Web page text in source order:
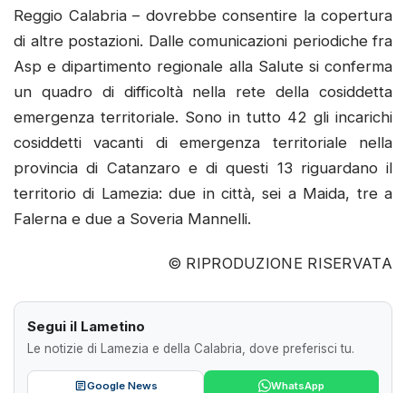
Reggio Calabria – dovrebbe consentire la copertura
di altre postazioni. Dalle comunicazioni periodiche fra
Asp e dipartimento regionale alla Salute si conferma
un quadro di difficoltà nella rete della cosiddetta
emergenza territoriale. Sono in tutto 42 gli incarichi
cosiddetti vacanti di emergenza territoriale nella
provincia di Catanzaro e di questi 13 riguardano il
territorio di Lamezia: due in città, sei a Maida, tre a
Falerna e due a Soveria Mannelli.
© RIPRODUZIONE RISERVATA
Segui il Lametino
Le notizie di Lamezia e della Calabria, dove preferisci tu.
Google News WhatsApp